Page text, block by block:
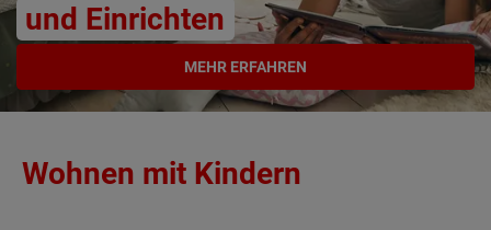
und Einrichten
MEHR ERFAHREN
Wohnen mit Kindern